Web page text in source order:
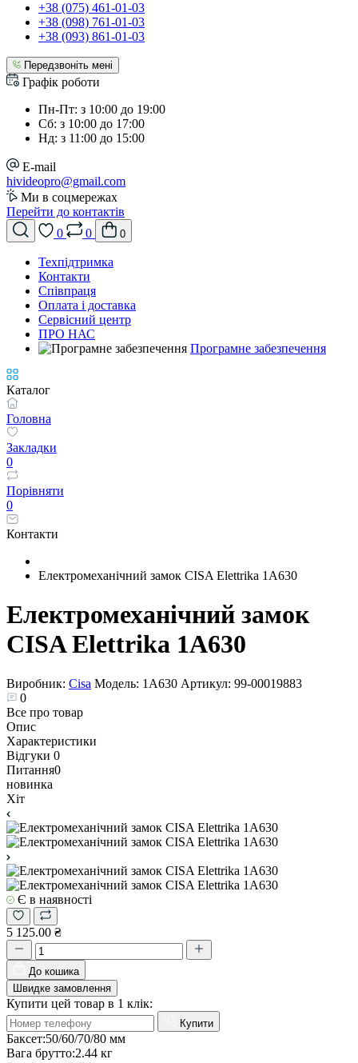
+38 (075) 461-01-03
+38 (098) 761-01-03
+38 (093) 861-01-03
Передзвоніть мені
Графік роботи
Пн-Пт: з 10:00 до 19:00
Сб: з 10:00 до 17:00
Нд: з 11:00 до 15:00
E-mail
hivideopro@gmail.com
Ми в соцмережах
Перейти до контактів
0
0 0
Техпідтримка
Контакти
Співпраця
Оплата і доставка
Сервісний центр
ПРО НАС
Програмне забезпечення
Каталог
Головна
Закладки
0
Порівняти
0
Контакти
Електромеханічний замок CISA Elettrika 1A630
Електромеханічний замок
CISA Elettrika 1A630
Виробник: Cisa Модель: 1A630 Артикул: 99-00019883
0
Все про товар
Опис
Характеристики
Відгуки 0
Питання0
новинка
Хіт
Є в наявності
5 125.00 ₴
До кошика
Швидке замовлення
Купити цей товар в 1 клік:
Купити
Баксет:50/60/70/80 мм
Вага брутто:2.44 кг